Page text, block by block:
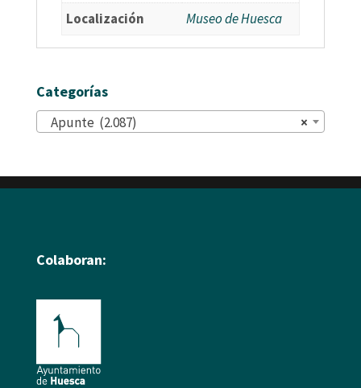
Localización
Museo de Huesca
Categorías
×
Apunte (2.087)
Colaboran: